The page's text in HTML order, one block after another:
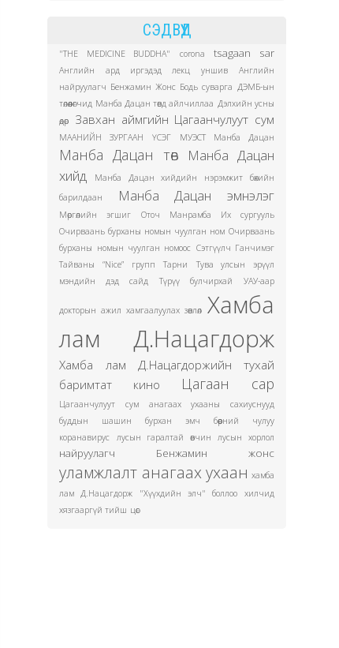
СЭДВҮҮД
"THE MEDICINE BUDDHA" corona tsagaan sar
Английн ард иргэдэд лекц уншив
Английн
найруулагч Бенжамин Жонс Бодь суварга ДЭМБ-ын
төлөөлөгчид Манба Дацан төвд айлчиллаа Дэлхийн усны
өдөр
Завхан аймгийн Цагаанчулуут сум
МААНИЙН ЗУРГААН ҮСЭГ МУЭСТ Манба Дацан
Манба Дацан төв
Манба Дацан
хийд
Манба Дацан хийдийн нэрэмжит бөхийн
барилдаан
Манба Дацан эмнэлэг
Мөргөлийн эгшиг
Оточ Манрамба Их сургууль
Очирваань бурханы номын чуулган ном Очирваань
бурханы номын чуулган номоос Сэтгүүлч Ганчимэг
Тайваны “Nice” групп
Тарни
Тува улсын эрүүл
мэндийн дэд сайд
Түрүү булчирхай УАУ-аар
докторын ажил хамгаалуулах зөвлөл Хамба
лам Д.Нацагдорж
Хамба лам Д.Нацагдоржийн тухай
баримтат кино
Цагаан сар
Цагаанчулуут сум
анагаах ухааны сахиуснууд
буддын шашин
бурхан эмч
бөөрний чулуу
коранавирус
лусын гаралтай өвчин лусын хорлол
найруулагч Бенжамин жонс
уламжлалт анагаах ухаан хамба
лам Д.Нацагдорж "Хүүхдийн элч" боллоо
хилчид
хязгааргүй тийш цөс